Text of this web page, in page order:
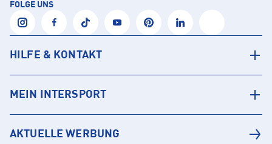
FOLGE UNS
HILFE & KONTAKT
MEIN INTERSPORT
AKTUELLE WERBUNG